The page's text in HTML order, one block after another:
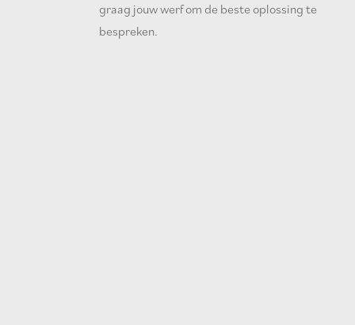
graag jouw werf om de beste oplossing te
bespreken.